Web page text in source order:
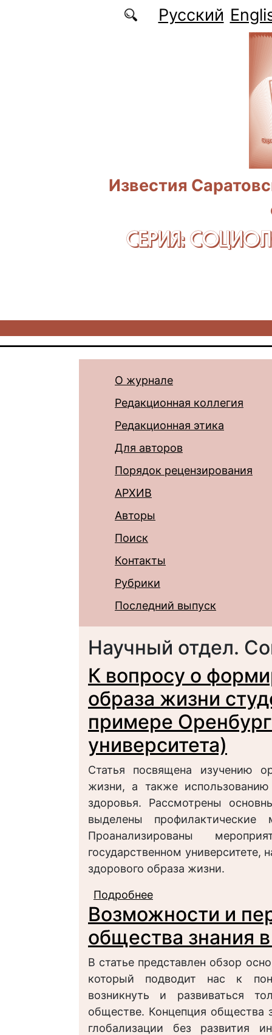
Перейти к основному содержаниюРусский
Известия
СЕРИЯ:
О журнале
Редакционная коллегия
Редакционная этика
Для авторов
Порядок рецензирования
АРХИВ
Авторы
Поиск
Контакты
Рубрики
Последний выпуск
Научный отдел.
К вопросу о
образа жизни
примере
университета)
Статья посвящена изучению
жизни, а также использованию
здоровья. Рассмотрены
выделены профилактические
Проанализированы
государственном университете,
здорового образа жизни.
Подробнее
студенческой
государственного
Возможности и
общества знания
В статье представлен обзор
который подводит нас к
возникнуть и развиваться
обществе. Концепция общества
глобализации без развития